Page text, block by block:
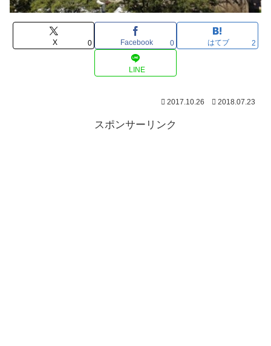
X 0 Facebook 0 はてブ 2
LINE
2017.10.26 2018.07.23
スポンサーリンク